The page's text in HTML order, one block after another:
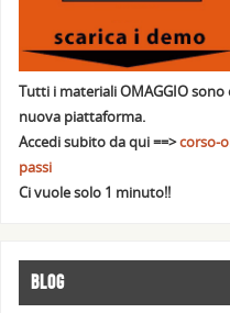
Tutti i materiali OMAGGIO
nuova piattaforma.
Accedi subito da qui ==>corso-
passi
Ci vuole solo 1 minuto!!
BLOG